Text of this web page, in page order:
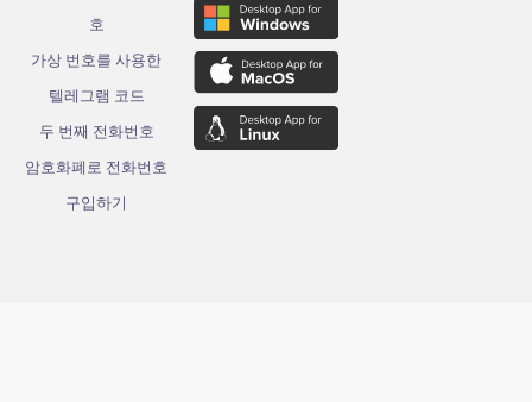
호
가상 번호를 사용한
텔레그램 코드
두 번째 전화번호
암호화폐로 전화번호
구입하기